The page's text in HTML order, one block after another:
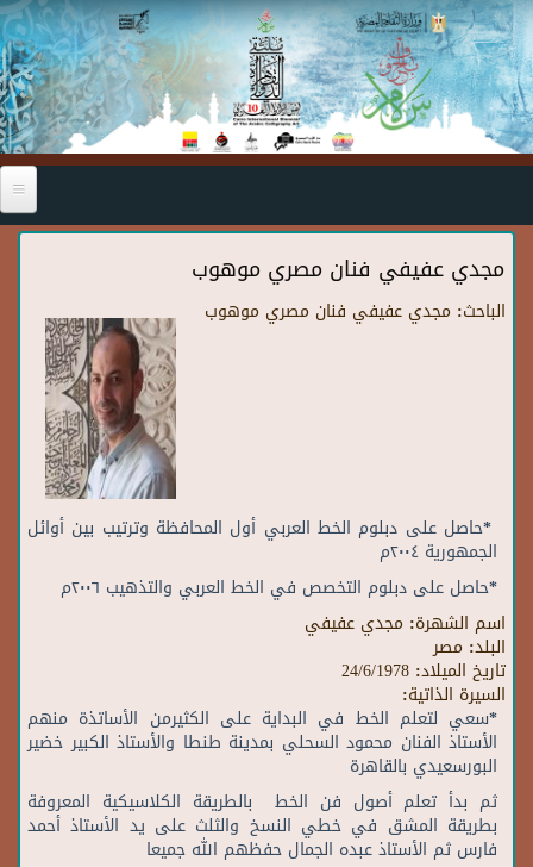
Skip to main content
مجدي عفيفي فنان مصري موهوب
الباحث: مجدي عفيفي فنان مصري موهوب
*حاصل على دبلوم الخط العربي أول المحافظة وترتيب بين أوائل
الجمهورية ٢٠٠٤م
*حاصل على دبلوم التخصص في الخط العربي والتذهيب ٢٠٠٦م
اسم الشهرة: مجدي عفيفي
البلد: مصر
تاريخ الميلاد: 24/6/1978
السيرة الذاتية:
*سعي لتعلم الخط في البداية على الكثيرمن الأساتذة منهم
الأستاذ الفنان محمود السحلي بمدينة طنطا والأستاذ الكبير خضير
البورسعيدي بالقاهرة
ثم بدأ تعلم أصول فن الخط بالطريقة الكلاسيكية المعروفة
بطريقة المشق في خطي النسخ والثلث على يد الأستاذ أحمد
فارس ثم الأستاذ عبده الجمال حفظهم الله جميعا